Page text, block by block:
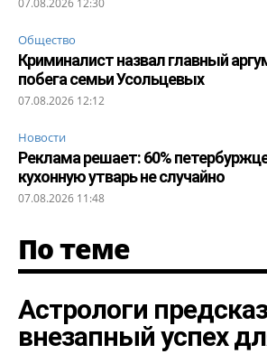
Общество
Криминалист назвал главный
побега семьи Усольцевых
07.08.2026 12:12
Новости
Реклама решает: 60%
кухонную утварь не случайно
07.08.2026 11:48
По теме
Астрологи
внезапный успех